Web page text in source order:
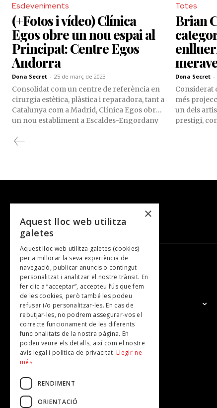
Esdeveniments
(+Fotos i vídeo) Clínica
Egos obre un nou espai al
Principat: Centre Egos
Andorra
Dona Secret - 25 de març de 2023
Consolidat com un centre de referència en
cirurgia estètica, plàstica i reparadora, tant a
Catalunya com a Madrid, Clínica Egos obre
un nou establiment a Escaldes-Engordany
internacional, el Centre Egos Andorra. Unes
Totes
Brian
Dona Secret -
Considerat
més
un dels
prestigi,
NOSALTRES
El Grup
Contacte
Subscripcions
Publicitat
×
Aquest lloc web utilitza
galetes
Aquest lloc web utilitza galetes (cookies)
per a millorar la seva experiència de
navegació, publicar anuncis o contingut
personalitzat i analitzar el nostre trànsit. En
fer clic a “acceptar”, accepteu l’ús que fem
de les cookies, però també les podeu
refusar i/o personalitzar-les. En cas de
rebutjar-les, no podrem assegurar-vos el
correcte funcionament de les diferents
funcionalitats de la nostra pàgina. En
podeu veure els detalls, així com el nostre
avís legal i política de privacitat. Llegir-ne
més
RENDIMENT
ORIENTACIÓ